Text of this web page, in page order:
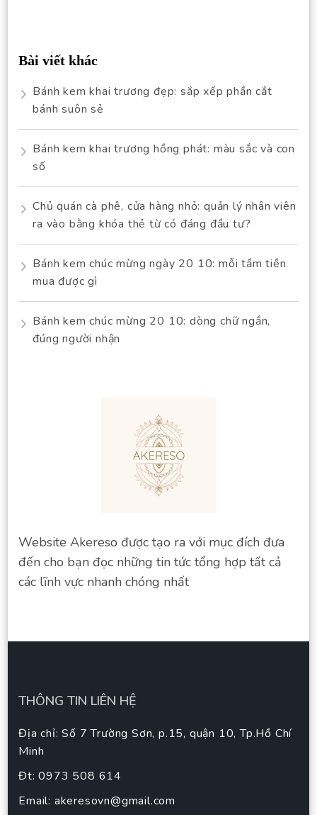
Bài viết khác
Bánh kem khai trương đẹp: sắp xếp phần cắt
bánh suôn sẻ
Bánh kem khai trương hồng phát: màu sắc và con
số
Chủ quán cà phê, cửa hàng nhỏ: quản lý nhân viên
ra vào bằng khóa thẻ từ có đáng đầu tư?
Bánh kem chúc mừng ngày 20 10: mỗi tầm tiền
mua được gì
Bánh kem chúc mừng 20 10: dòng chữ ngắn,
đúng người nhận
Website Akereso được tạo ra với mục đích đưa
đến cho bạn đọc những tin tức tổng hợp tất cả
các lĩnh vực nhanh chóng nhất
THÔNG TIN LIÊN HỆ
Địa chỉ: Số 7 Trường Sơn, p.15, quận 10, Tp.Hồ Chí
Minh
Đt: 0973 508 614
Email: akeresovn@gmail.com